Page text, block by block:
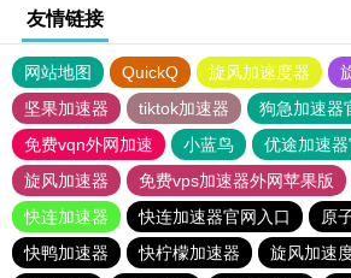
友情链接
网站地图 QuickQ 旋风加速度器
坚果加速器
tiktok加速器
狗急加速器
免费vqn外网加速
小蓝鸟 优途加速
旋风加速器
免费vps加速器外网苹果版
快连加速器
快连加速器官网入口
原
快鸭加速器
快柠檬加速器 旋风加速